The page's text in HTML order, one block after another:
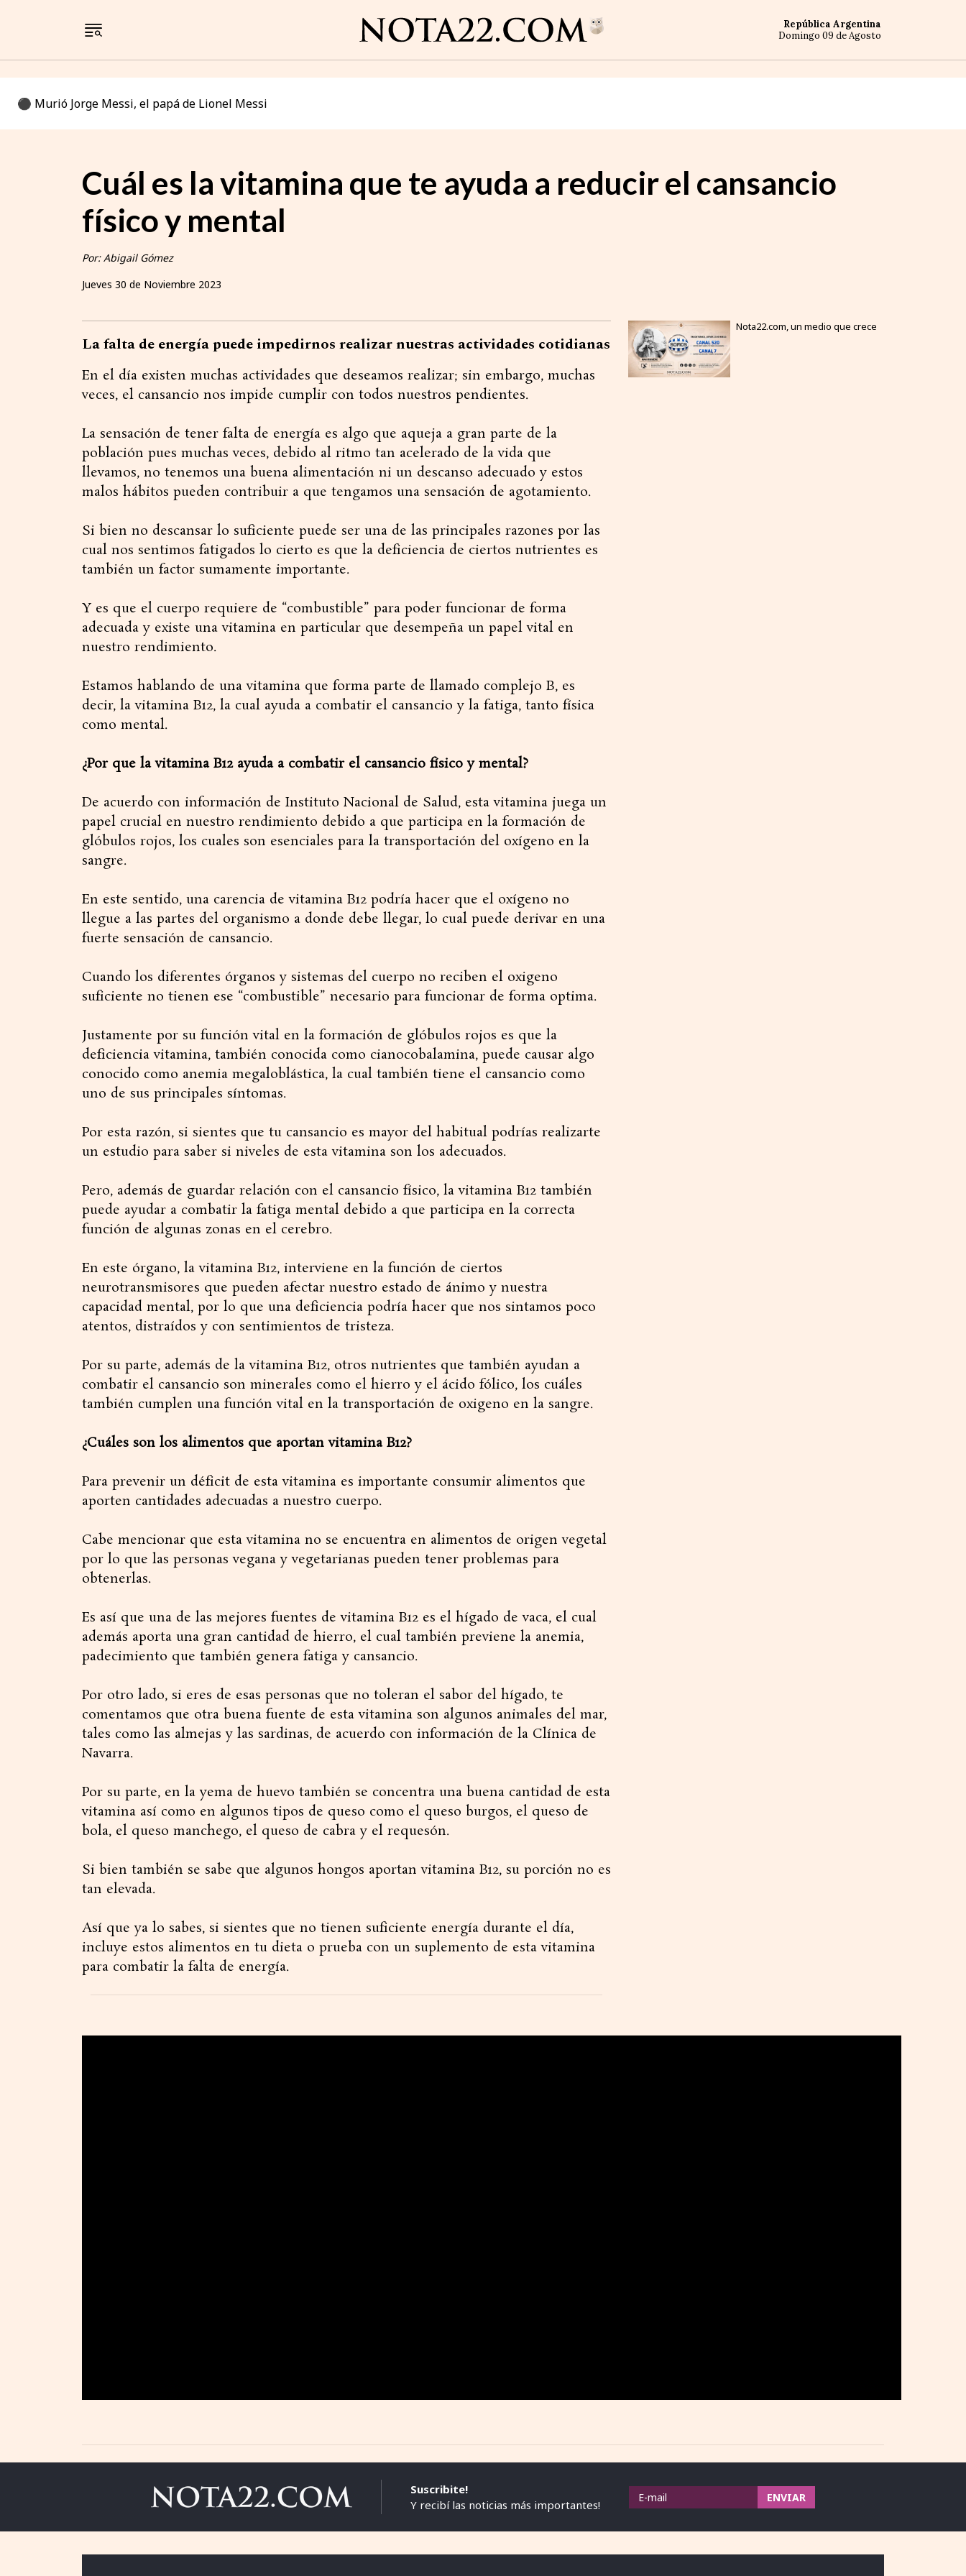
República Argentina
Domingo 09 de Agosto
⚫️ Murió Jorge Messi, el papá de Lionel Messi
Cuál es la vitamina que te ayuda a reducir el cansancio
físico y mental
Por: Abigail Gómez
Jueves 30 de Noviembre 2023
La falta de energía puede impedirnos realizar nuestras actividades cotidianas
En el día existen muchas actividades que deseamos realizar; sin embargo, muchas
veces, el cansancio nos impide cumplir con todos nuestros pendientes.
La sensación de tener falta de energía es algo que aqueja a gran parte de la
población pues muchas veces, debido al ritmo tan acelerado de la vida que
llevamos, no tenemos una buena alimentación ni un descanso adecuado y estos
malos hábitos pueden contribuir a que tengamos una sensación de agotamiento.
Si bien no descansar lo suficiente puede ser una de las principales razones por las
cual nos sentimos fatigados lo cierto es que la deficiencia de ciertos nutrientes es
también un factor sumamente importante.
Y es que el cuerpo requiere de “combustible” para poder funcionar de forma
adecuada y existe una vitamina en particular que desempeña un papel vital en
nuestro rendimiento.
Estamos hablando de una vitamina que forma parte de llamado complejo B, es
decir, la vitamina B12, la cual ayuda a combatir el cansancio y la fatiga, tanto física
como mental.
¿Por que la vitamina B12 ayuda a combatir el cansancio físico y mental?
De acuerdo con información de Instituto Nacional de Salud, esta vitamina juega un
papel crucial en nuestro rendimiento debido a que participa en la formación de
glóbulos rojos, los cuales son esenciales para la transportación del oxígeno en la
sangre.
En este sentido, una carencia de vitamina B12 podría hacer que el oxígeno no
llegue a las partes del organismo a donde debe llegar, lo cual puede derivar en una
fuerte sensación de cansancio.
Cuando los diferentes órganos y sistemas del cuerpo no reciben el oxigeno
suficiente no tienen ese “combustible” necesario para funcionar de forma optima.
Justamente por su función vital en la formación de glóbulos rojos es que la
deficiencia vitamina, también conocida como cianocobalamina, puede causar algo
conocido como anemia megaloblástica, la cual también tiene el cansancio como
uno de sus principales síntomas.
Por esta razón, si sientes que tu cansancio es mayor del habitual podrías realizarte
un estudio para saber si niveles de esta vitamina son los adecuados.
Pero, además de guardar relación con el cansancio físico, la vitamina B12 también
puede ayudar a combatir la fatiga mental debido a que participa en la correcta
función de algunas zonas en el cerebro.
En este órgano, la vitamina B12, interviene en la función de ciertos
neurotransmisores que pueden afectar nuestro estado de ánimo y nuestra
capacidad mental, por lo que una deficiencia podría hacer que nos sintamos poco
atentos, distraídos y con sentimientos de tristeza.
Por su parte, además de la vitamina B12, otros nutrientes que también ayudan a
combatir el cansancio son minerales como el hierro y el ácido fólico, los cuáles
también cumplen una función vital en la transportación de oxigeno en la sangre.
¿Cuáles son los alimentos que aportan vitamina B12?
Para prevenir un déficit de esta vitamina es importante consumir alimentos que
aporten cantidades adecuadas a nuestro cuerpo.
Cabe mencionar que esta vitamina no se encuentra en alimentos de origen vegetal
por lo que las personas vegana y vegetarianas pueden tener problemas para
obtenerlas.
Es así que una de las mejores fuentes de vitamina B12 es el hígado de vaca, el cual
además aporta una gran cantidad de hierro, el cual también previene la anemia,
padecimiento que también genera fatiga y cansancio.
Por otro lado, si eres de esas personas que no toleran el sabor del hígado, te
comentamos que otra buena fuente de esta vitamina son algunos animales del mar,
tales como las almejas y las sardinas, de acuerdo con información de la Clínica de
Navarra.
Por su parte, en la yema de huevo también se concentra una buena cantidad de esta
vitamina así como en algunos tipos de queso como el queso burgos, el queso de
bola, el queso manchego, el queso de cabra y el requesón.
Si bien también se sabe que algunos hongos aportan vitamina B12, su porción no es
tan elevada.
Así que ya lo sabes, si sientes que no tienen suficiente energía durante el día,
incluye estos alimentos en tu dieta o prueba con un suplemento de esta vitamina
para combatir la falta de energía.
Nota22.com, un medio que crece
Suscribite!
Y recibí las noticias más importantes!